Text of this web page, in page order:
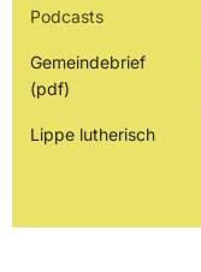
Podcasts
Gemeindebrief
(pdf)
Lippe lutherisch